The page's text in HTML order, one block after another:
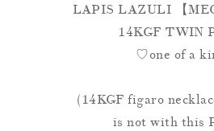
LAPIS LAZULI 【
14KGF TWIN
♡one of a
(14KGF figaro
is not with this